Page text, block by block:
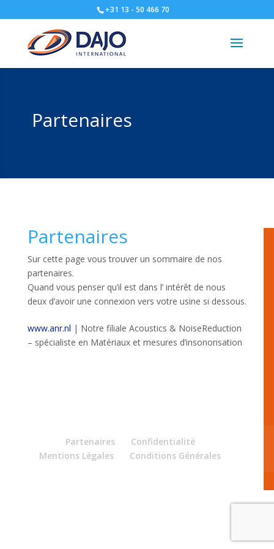
+31 13 - 50 466 70
Partenaires
Partenaires
Sur cette page vous trouver un sommaire de nos
partenaires.
Quand vous penser qu’il est dans l’ intérêt de nous
deux d’avoir une connexion vers votre usine si dessous.
www.anr.nl | Notre filiale Acoustics & NoiseReduction
– spécialiste en Matériaux et mesures d’insonorisation
Partenaires
Confidentialité
Mentions Légales
Conditions Générales